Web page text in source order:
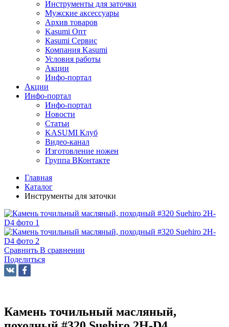
Инструменты для заточки
Мужские аксессуары
Архив товаров
Kasumi Опт
Кasumi Сервис
Компания Kasumi
Условия работы
Акции
Инфо-портал
Акции
Инфо-портал
Инфо-портал
Новости
Статьи
KASUMI Клуб
Видео-канал
Изготовление ножен
Группа ВКонтакте
Главная
Каталог
Инструменты для заточки
Сравнить В сравнении
Поделиться
Камень точильный масляный,